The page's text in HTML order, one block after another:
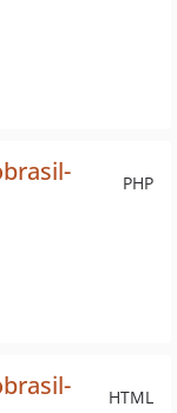
PHP
HTML